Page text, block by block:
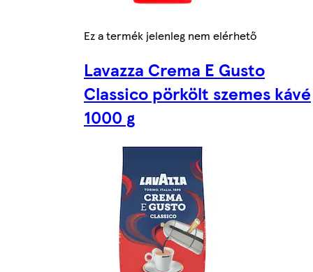
Ez a termék jelenleg nem elérhető
Lavazza Crema E Gusto
Classico pörkölt szemes kávé
1000 g